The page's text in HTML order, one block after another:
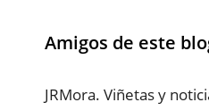
Amigos de este
JRMora. Viñetas y